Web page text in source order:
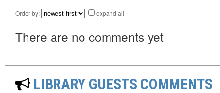
Order by: expand all
There are no comments yet
LIBRARY GUESTS COMMENTS